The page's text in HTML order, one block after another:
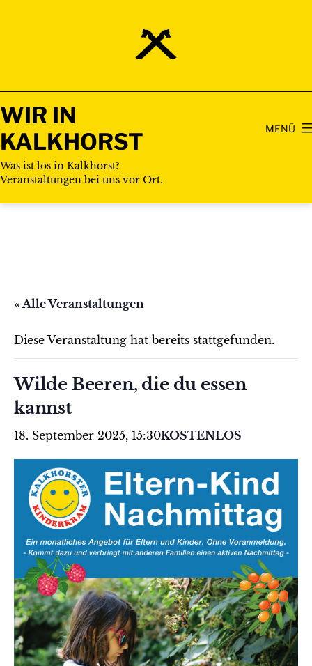
WIR IN
KALKHORST
Was ist los in Kalkhorst?
Veranstaltungen bei uns vor Ort.
MENÜ
« Alle Veranstaltungen
Diese Veranstaltung hat bereits stattgefunden.
Wilde Beeren, die du essen
kannst
18. September 2025, 15:30KOSTENLOS